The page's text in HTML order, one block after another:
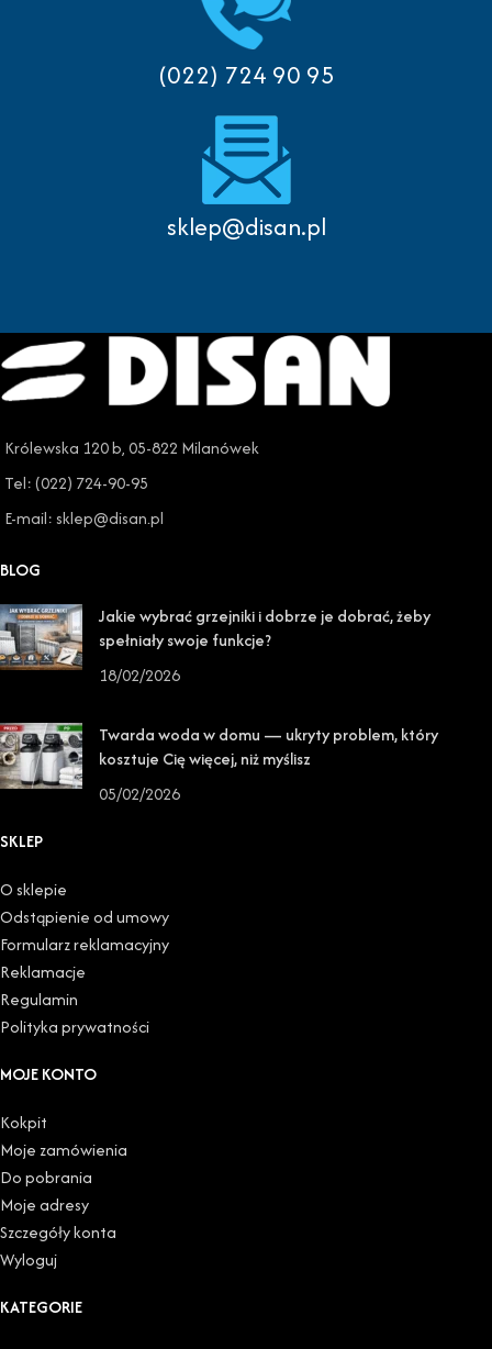
(022) 724 90 95
sklep@disan.pl
Królewska 120 b, 05-822 Milanówek
Tel: (022) 724-90-95
E-mail: sklep@disan.pl
BLOG
Jakie wybrać grzejniki i dobrze je dobrać, żeby
spełniały swoje funkcje?
18/02/2026
Twarda woda w domu — ukryty problem, który
kosztuje Cię więcej, niż myślisz
05/02/2026
SKLEP
O sklepie
Odstąpienie od umowy
Formularz reklamacyjny
Reklamacje
Regulamin
Polityka prywatności
MOJE KONTO
Kokpit
Moje zamówienia
Do pobrania
Moje adresy
Szczegóły konta
Wyloguj
KATEGORIE